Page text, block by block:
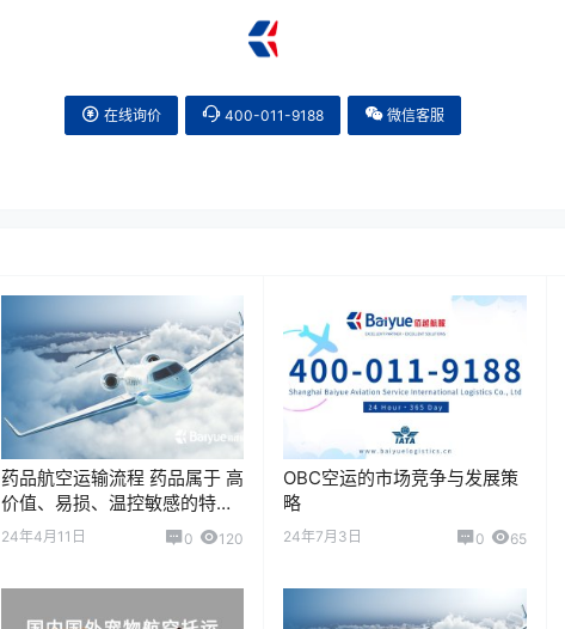
在线询价 400-011-9188 微信客服
药品航空运输流程 药品属于 高
价值、易损、温控敏感的特殊
货物，在空运过程中需要严格
遵守运输规范，以确保药品质
24年4月11日 0 120
OBC空运的市场竞争与发展策
略
24年7月3日 0 65